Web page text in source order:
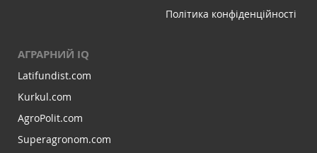
Політика конфіденційності
АГРАРНИЙ IQ
Latifundist.com
Kurkul.com
AgroPolit.com
Superagronom.com